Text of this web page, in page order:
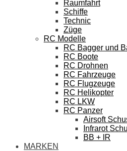
Raumfahrt
Schiffe
Technic
Züge
RC Modelle
RC Bagger und
RC Boote
RC Drohnen
RC Fahrzeuge
RC Flugzeuge
RC Helikopter
RC LKW
RC Panzer
Airsoft
Infrarot
BB + IR
MARKEN